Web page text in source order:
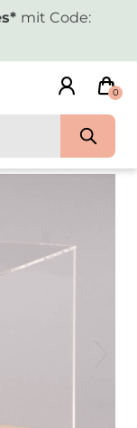
mit Code:
0